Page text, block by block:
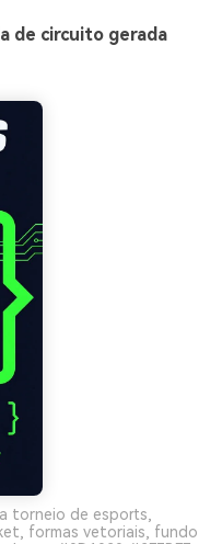
de circuito gerada
torneio de esports,
formas vetoriais, fundo